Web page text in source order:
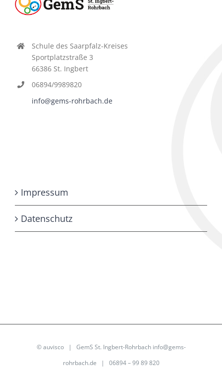
Schule des Saarpfalz-Kreises
Sportplatzstraße 3
66386 St. Ingbert
06894/9989820
info@gems-rohrbach.de
Impressum
Datenschutz
©auvisco| GemS St. Ingbert-Rohrbach info@gems-
rohrbach.de | 06894 – 99 89 820